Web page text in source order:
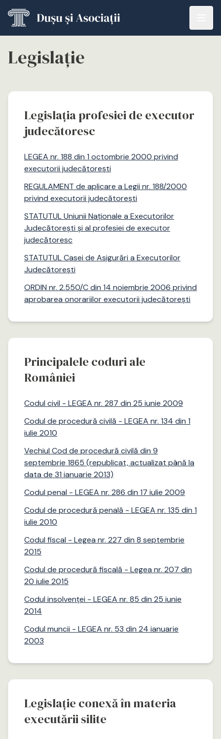
Legislație
Legislația profesiei de executor
judecătoresc
LEGEA nr. 188 din 1 octombrie 2000 privind
executorii judecătorești
REGULAMENT de aplicare a Legii nr. 188/2000
privind executorii judecătorești
STATUTUL Uniunii Naționale a Executorilor
Judecătorești și al profesiei de executor
judecătoresc
STATUTUL Casei de Asigurări a Executorilor
Judecătorești
ORDIN nr. 2.550/C din 14 noiembrie 2006 privind
aprobarea onorariilor executorii judecătorești
Principalele coduri ale
României
Codul civil - LEGEA nr. 287 din 25 iunie 2009
Codul de procedură civilă - LEGEA nr. 134 din 1
iulie 2010
Vechiul Cod de procedură civilă din 9
septembrie 1865 (republicat, actualizat până la
data de 31 ianuarie 2013)
Codul penal - LEGEA nr. 286 din 17 iulie 2009
Codul de procedură penală - LEGEA nr. 135 din 1
iulie 2010
Codul fiscal - Legea nr. 227 din 8 septembrie
2015
Codul de procedură fiscală - Legea nr. 207 din
20 iulie 2015
Codul insolvenței - LEGEA nr. 85 din 25 iunie
2014
Codul muncii - LEGEA nr. 53 din 24 ianuarie
2003
Legislație conexă în materia
executării silite